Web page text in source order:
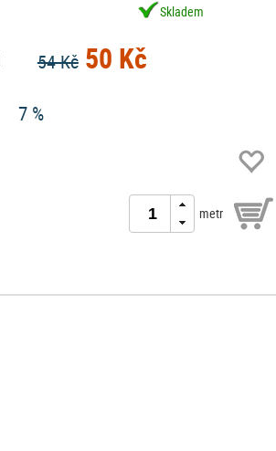
Skladem
54 Kč50 Kč
7 %
metr